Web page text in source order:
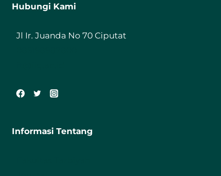
Hubungi Kami
Jl Ir. Juanda No 70 Ciputat
Informasi Tentang